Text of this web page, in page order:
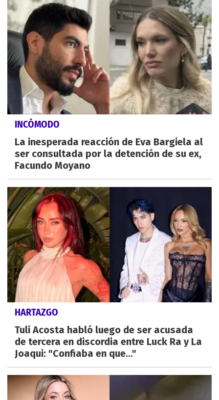
INCÓMODO
La inesperada reacción de Eva Bargiela al
ser consultada por la detención de su ex,
Facundo Moyano
HARTAZGO
Tuli Acosta habló luego de ser acusada
de tercera en discordia entre Luck Ra y La
Joaqui: "Confiaba en que..."